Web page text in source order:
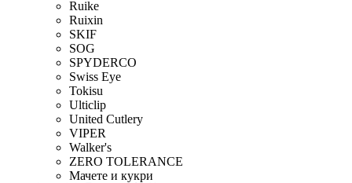
Ruike
Ruixin
SKIF
SOG
SPYDERCO
Swiss Eye
Tokisu
Ulticlip
United Cutlery
VIPER
Walker's
ZERO TOLERANCE
Мачете и кукри